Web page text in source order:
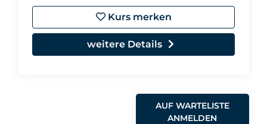
Kurs merken
weitere Details
AUF WARTELISTE
ANMELDEN